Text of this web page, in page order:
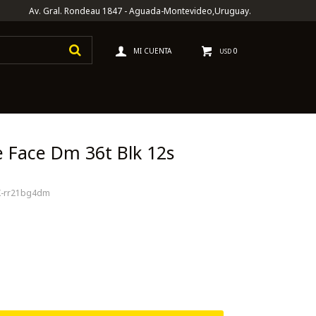
USD 0
Av. Gral. Rondeau 1847 - Aguada-Montevideo,Uruguay.
Dm 36t Blk 12s
rr21bg4dm